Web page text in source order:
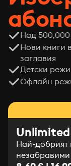
Над 500,000
Нови книги
заглавия
Детски
Офлайн
Unlimited
Най-добрият